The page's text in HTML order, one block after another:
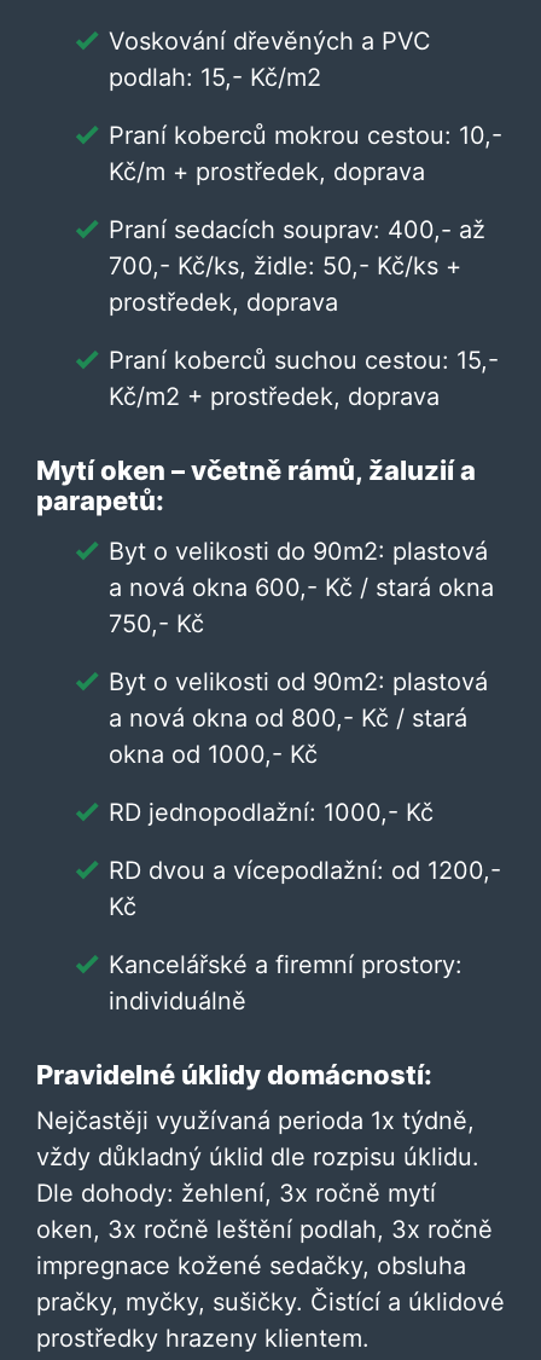
Voskování dřevěných a PVC
podlah: 15,- Kč/m2
Praní koberců mokrou cestou: 10,-
Kč/m + prostředek, doprava
Praní sedacích souprav: 400,- až
700,- Kč/ks, židle: 50,- Kč/ks +
prostředek, doprava
Praní koberců suchou cestou: 15,-
Kč/m2 + prostředek, doprava
Mytí oken – včetně rámů, žaluzií a
parapetů:
Byt o velikosti do 90m2: plastová
a nová okna 600,- Kč / stará okna
750,- Kč
Byt o velikosti od 90m2: plastová
a nová okna od 800,- Kč / stará
okna od 1000,- Kč
RD jednopodlažní: 1000,- Kč
RD dvou a vícepodlažní: od 1200,-
Kč
Kancelářské a firemní prostory:
individuálně
Pravidelné úklidy domácností:
Nejčastěji využívaná perioda 1x týdně,
vždy důkladný úklid dle rozpisu úklidu.
Dle dohody: žehlení, 3x ročně mytí
oken, 3x ročně leštění podlah, 3x ročně
impregnace kožené sedačky, obsluha
pračky, myčky, sušičky. Čistící a úklidové
prostředky hrazeny klientem.